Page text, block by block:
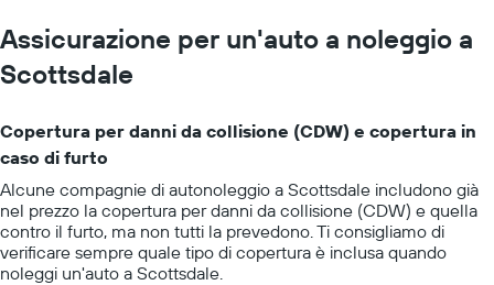
Assicurazione per un'auto a noleggio a
Scottsdale
Copertura per danni da collisione (CDW) e copertura in
caso di furto
Alcune compagnie di autonoleggio a Scottsdale includono già
nel prezzo la copertura per danni da collisione (CDW) e quella
contro il furto, ma non tutti la prevedono. Ti consigliamo di
verificare sempre quale tipo di copertura è inclusa quando
noleggi un'auto a Scottsdale.